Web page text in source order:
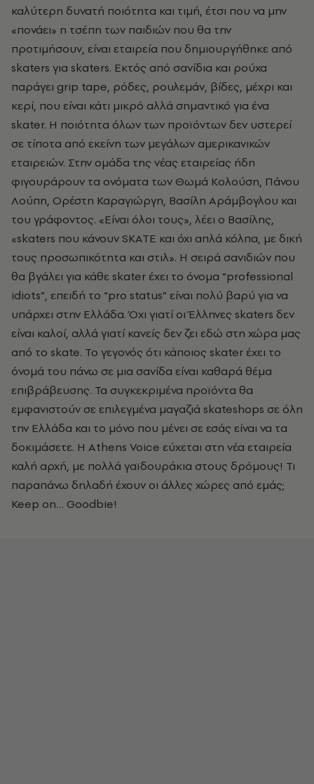
καλύτερη δυνατή ποιότητα και τιμή, έτσι που να μην
«πονάει» η τσέπη των παιδιών που θα την
προτιμήσουν, είναι εταιρεία που δημιουργήθηκε από
skaters για skaters. Eκτός από σανίδια και ρούχα
παράγει grip tape, ρόδες, ρουλεμάν, βίδες, μέχρι και
κερί, που είναι κάτι μικρό αλλά σημαντικό για ένα
skater. Η ποιότητα όλων των προϊόντων δεν υστερεί
σε τίποτα από εκείνη των μεγάλων αμερικανικών
εταιρειών. Στην ομάδα της νέας εταιρείας ήδη
φιγουράρουν τα ονόματα των Θωμά Κολούση, Πάνου
Λούπη, Ορέστη Καραγιώργη, Βασίλη Αράμβογλου και
του γράφοντος. «Είναι όλοι τους», λέει ο Βασίλης,
«skaters που κάνουν SKATE και όχι απλά κόλπα, με δική
τους προσωπικότητα και στιλ». H σειρά σανιδιών που
θα βγάλει για κάθε skater έχει το όνομα “professional
idiots”, επειδή το “pro status” είναι πολύ βαρύ για να
υπάρχει στην Ελλάδα. Όχι γιατί οι Έλληνες skaters δεν
είναι καλοί, αλλά γιατί κανείς δεν ζει εδώ στη χώρα μας
από το skate. Το γεγονός ότι κάποιος skater έχει το
όνομά του πάνω σε μια σανίδα είναι καθαρά θέμα
επιβράβευσης. Τα συγκεκριμένα προϊόντα θα
εμφανιστούν σε επιλεγμένα μαγαζιά skateshops σε όλη
την Ελλάδα και το μόνο που μένει σε εσάς είναι να τα
δοκιμάσετε. Η Athens Voice εύχεται στη νέα εταιρεία
καλή αρχή, με πολλά γαϊδουράκια στους δρόμους! Τι
παραπάνω δηλαδή έχουν οι άλλες χώρες από εμάς;
Keep on… Goodbie!